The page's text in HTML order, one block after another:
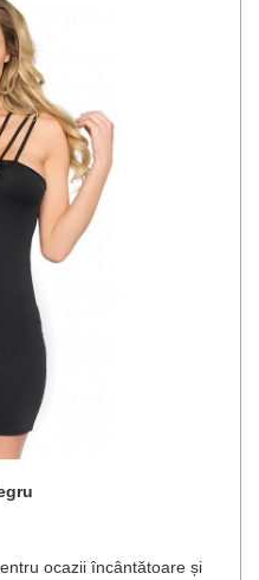
ocazii încântătoare și